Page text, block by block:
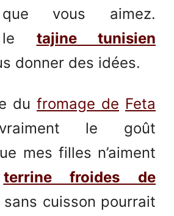
vous aimez.
le tajine tunisien
donner des idées.
du fromage de Feta
le goût
mes filles n’aiment
terrine froides de
sans cuisson pourrait